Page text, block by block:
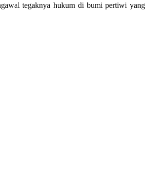
tegaknya hukum di bumi pertiwi yang